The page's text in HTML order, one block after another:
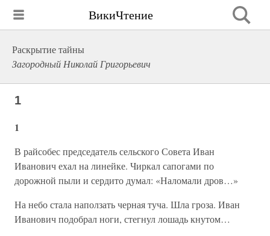
ВикиЧтение
Раскрытие тайны
Загородный Николай Григорьевич
1
1
В райсобес председатель сельского Совета Иван
Иванович ехал на линейке. Чиркал сапогами по
дорожной пыли и сердито думал: «Наломали дров…»
На небо стала наползать черная туча. Шла гроза. Иван
Иванович подобрал ноги, стегнул лошадь кнутом…